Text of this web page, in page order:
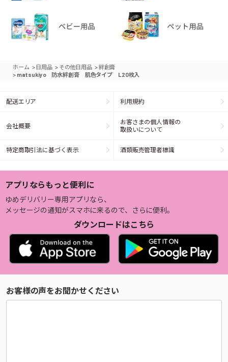
ホーム > 日用品 > その他日用品 >絆創膏
> matsukiyo 防水絆創膏 肌色タイプ L20枚入
配送エリア 利用規約
会社概要
お客さまの個人情報の
取扱いについて
特定商取引法に基づく表示 酒類販売管理者標識
アプリならもっと便利に
ゆめデリバリー専用アプリなら、
メッセージの通知がスマホに来るので、さらに便利。
ダウンロードはこちら
お客様の声をお聞かせください